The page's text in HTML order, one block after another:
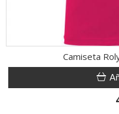
Camiseta